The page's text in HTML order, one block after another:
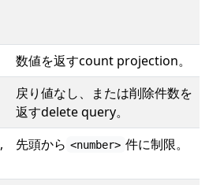
数値を返すcount projection。
戻り値なし、または削除件数を
返すdelete query。
, 先頭から <number> 件に制限。